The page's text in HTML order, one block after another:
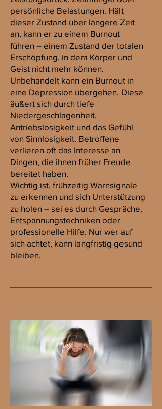
persönliche Belastungen. Hält
dieser Zustand über längere Zeit
an, kann er zu einem Burnout
führen – einem Zustand der totalen
Erschöpfung, in dem Körper und
Geist nicht mehr können.
Unbehandelt kann ein Burnout in
eine Depression übergehen. Diese
äußert sich durch tiefe
Niedergeschlagenheit,
Antriebslosigkeit und das Gefühl
von Sinnlosigkeit. Betroffene
verlieren oft das Interesse an
Dingen, die ihnen früher Freude
bereitet haben.
Wichtig ist, frühzeitig Warnsignale
zu erkennen und sich Unterstützung
zu holen – sei es durch Gespräche,
Entspannungstechniken oder
professionelle Hilfe. Nur wer auf
sich achtet, kann langfristig gesund
bleiben.